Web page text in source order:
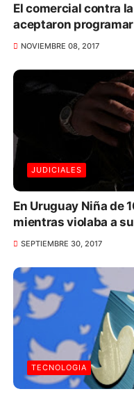
El comercial contra
aceptaron
NOVIEMBRE 08, 2017
JUDICIALES
En Uruguay Niña de
mientras violaba a
SEPTIEMBRE 30, 2017
TECNOLOGIA